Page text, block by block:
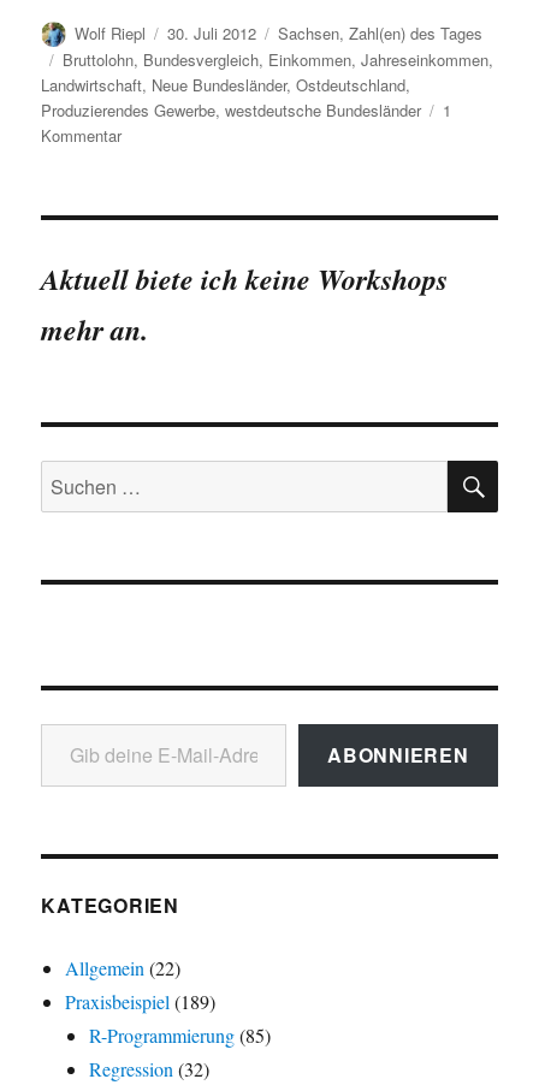
Autor
Wolf Riepl
Veröffentlicht
am
30. Juli 2012 Kategorien
Sachsen,Zahl(en) des Tages
Schlagwörter
Bruttolohn, Bundesvergleich, Einkommen,Jahreseinkommen,
Landwirtschaft, Neue Bundesländer,Ostdeutschland,
Produzierendes Gewerbe,westdeutsche Bundesländer
1
Kommentarzu
Sachsen
der
Aktuell biete ich keine Workshops
mehr an.
Suchen
nach:
Gib deine E-Mail-Adresse ein ...
ABONNIEREN
KATEGORIEN
Allgemein (22)
Praxisbeispiel (189)
R-Programmierung(85)
Regression (32)